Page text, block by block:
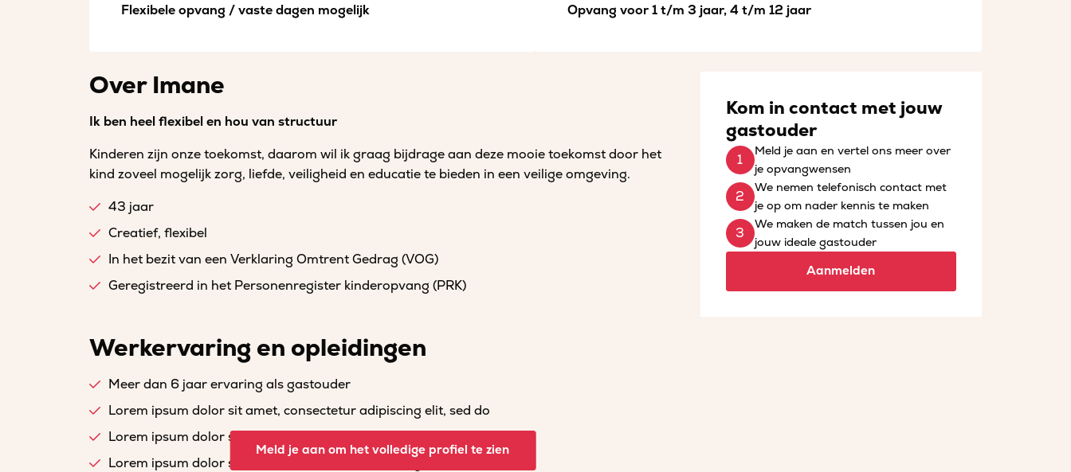
Flexibele opvang / vaste dagen mogelijk Opvang voor 1 t/m 3 jaar, 4 t/m 12 jaar
Over Imane
Ik ben heel flexibel en hou van structuur
Kinderen zijn onze toekomst, daarom wil ik graag bijdrage aan deze mooie toekomst door het
kind zoveel mogelijk zorg, liefde, veiligheid en educatie te bieden in een veilige omgeving.
43 jaar
Creatief, flexibel
In het bezit van een Verklaring Omtrent Gedrag (VOG)
Geregistreerd in het Personenregister kinderopvang (PRK)
Kom in contact met jouw
gastouder
Meld je aan en vertel ons meer over
je opvangwensen
We nemen telefonisch contact met
je op om nader kennis te maken
We maken de match tussen jou en
jouw ideale gastouder
Aanmelden
Werkervaring en opleidingen
Meer dan 6 jaar ervaring als gastouder
Lorem ipsum dolor sit amet, consectetur adipiscing elit, sed do
Lorem ipsum dolor sit amet, consectetur adipiscing elit, sed do
Lorem ipsum dolor sit amet, consectetur adipiscing elit, sed do
Meld je aan om het volledige profiel te zien